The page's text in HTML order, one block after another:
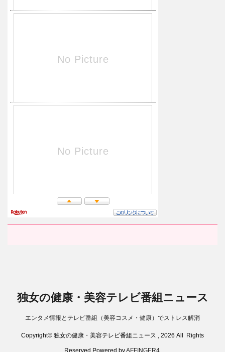
独女の健康・美容テレビ番組ニュース
エンタメ情報とテレビ番組（美容コスメ・健康）でストレス解消
Copyright© 独女の健康・美容テレビ番組ニュース , 2026 All Rights
Reserved Powered byAFFINGER4.